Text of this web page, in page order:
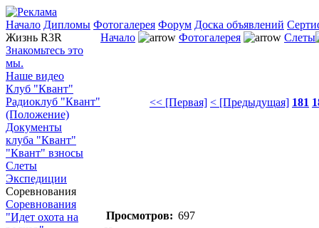
Начало Дипломы Фотогалерея Форум Доска объявлений
Жизнь R3R
Знакомьтесь это
мы.
Наше видео
Клуб "Квант"
Радиоклуб "Квант"
(Положение)
Документы
клуба "Квант"
"Квант" взносы
Слеты
Экспедиции
Соревнования
Соревнования
"Идет охота на
Начало Фотогалерея Слеты
<< [Первая] < [Предыдущая] 181
Просмотров: 697